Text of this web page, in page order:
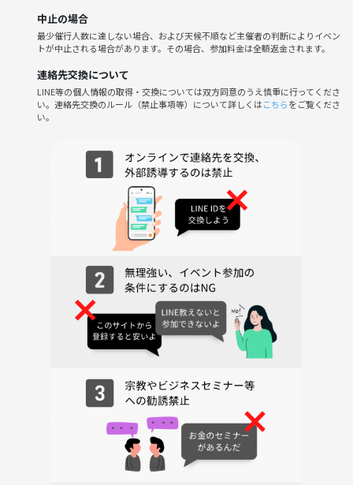
建物前集合
https://maps.app.goo.gl/91EVaE3VA1byUJwq8
各線「新宿駅」徒歩9分
🌱当日スケジュール
19：30 受付・着替え
19：40 集合・自己紹介・ルール説明
※初めての方は、準備・着替えに時間がかかると思うので、19：20頃に
※途中参加、途中退場オッケーです！
※21：00で1度締めますが、その後も登りたい方は登っていただいて構
・靴下（履いてきたもので大丈夫です）
🌱ボルダリングジム利用料
〇初回登録料 500円
〇施設利用料 男性：1,800円 女性：1,400円
〇レンタル料 シューズ：300円 チョーク：100円
中止の場合
最少催行人数に達しない場合、および天候不順など主催者の判断によりイベン
トが中止される場合があります。その場合、参加料金は全額返金されます。
連絡先交換について
LINE等の個人情報の取得・交換については双方同意のうえ慎重に行ってくださ
い。連絡先交換のルール（禁止事項等）について詳しくはこちらをご覧くださ
い。